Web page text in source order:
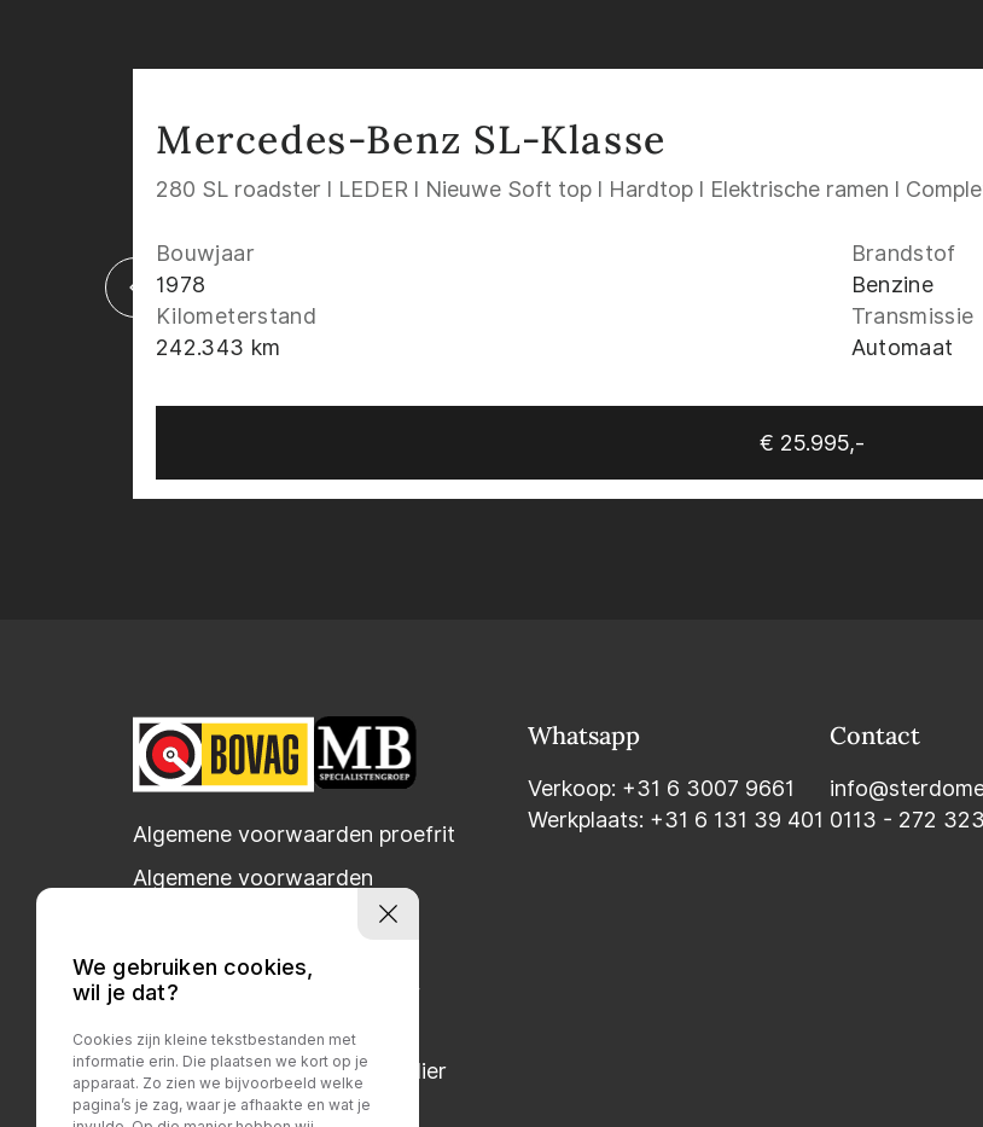
Mercedes-Benz SL-Klasse
280 SL roadster l LEDER l Nieuwe Soft top l Hardtop l Elektrische ramen l
Bouwjaar
1978
Brandstof
Benzine
Kilometerstand
242.343 km
Transmissie
Automaat
€ 25.995,-
Whatsapp
Verkoop: +31 6 3007 9661
Werkplaats: +31 6 131 39 401
Contact
0113 - 272 323
Algemene voorwaarden proefrit
Algemene voorwaarden
Voorwaarden AA-mobiel
Privacy verklaring brandstof
Bovag voorwaarden particulier
Bovag voorwaarden zakelijk
We gebruiken cookies,
wil je dat?
Cookies zijn kleine tekstbestanden met
informatie erin. Die plaatsen we kort op je
apparaat. Zo zien we bijvoorbeeld welke
pagina’s je zag, waar je afhaakte en wat je